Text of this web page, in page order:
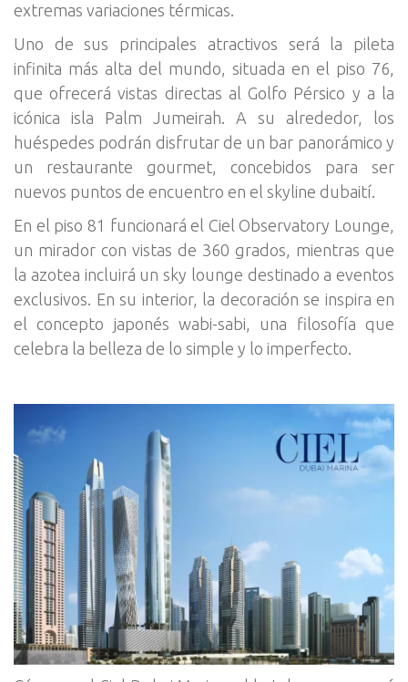
extremas variaciones térmicas.
Uno de sus principales atractivos será la pileta
infinita más alta del mundo, situada en el piso 76,
que ofrecerá vistas directas al Golfo Pérsico y a la
icónica isla Palm Jumeirah. A su alrededor, los
huéspedes podrán disfrutar de un bar panorámico y
un restaurante gourmet, concebidos para ser
nuevos puntos de encuentro en el skyline dubaití.
En el piso 81 funcionará el Ciel Observatory Lounge,
un mirador con vistas de 360 grados, mientras que
la azotea incluirá un sky lounge destinado a eventos
exclusivos. En su interior, la decoración se inspira en
el concepto japonés wabi-sabi, una filosofía que
celebra la belleza de lo simple y lo imperfecto.